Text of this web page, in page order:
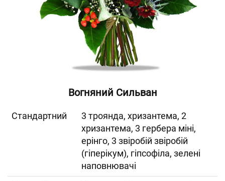
Вогняний Сильван
Cтандартний
3 троянда, хризантема, 2
хризантема, 3 гербера міні,
ерінго, 3 звіробій звіробій
(гіперікум), гіпсофіла, зелені
наповнювачі